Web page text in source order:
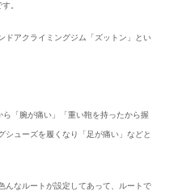
。
ドアクライミングジム「ズットン」とい
「腕が痛い」「重い鞄を持ったから握
シューズを履くなり「足が痛い」などと
んなルートが設定してあって、ルートで